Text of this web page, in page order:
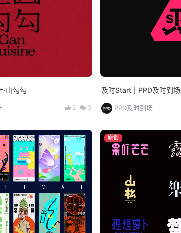
山勾勾
2 0
及时Start丨PPD及时到场
PPD及时到场
原创